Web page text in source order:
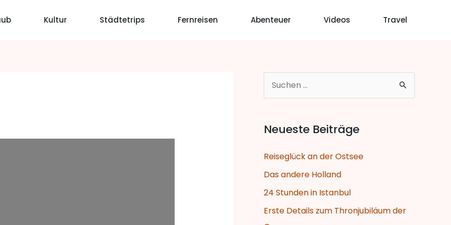
Kultur Städtetrips Fernreisen Abenteuer Videos Travel
h
e
a
c
Neueste Beiträge
Reiseglück an der Ostsee
Das andere Holland
24 Stunden in Istanbul
Erste Details zum Thronjubiläum der